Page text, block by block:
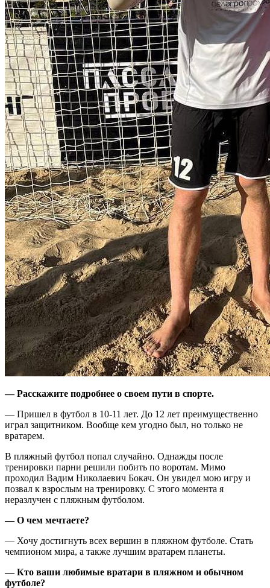
— Расскажите подробнее о своем пути в спорте.
— Пришел в футбол в 10-11 лет. До 12 лет преимущественно
играл защитником. Вообще кем угодно был, но только не
вратарем.
В пляжный футбол попал случайно. Однажды после
тренировки парни решили побить по воротам. Мимо
проходил Вадим Николаевич Бокач. Он увидел мою игру и
позвал к взрослым на тренировку. С этого момента я
неразлучен с пляжным футболом.
— О чем мечтаете?
— Хочу достигнуть всех вершин в пляжном футболе. Стать
чемпионом мира, а также лучшим вратарем планеты.
— Кто ваши любимые вратари в пляжном и обычном
футболе?